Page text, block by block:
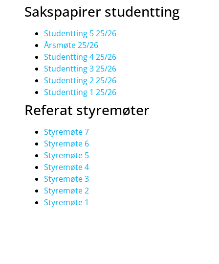
Sakspapirer studentting
Studentting 5 25/26
Årsmøte 25/26
Studentting 4 25/26
Studentting 3 25/26
Studentting 2 25/26
Studentting 1 25/26
Referat styremøter
Styremøte 7
Styremøte 6
Styremøte 5
Styremøte 4
Styremøte 3
Styremøte 2
Styremøte 1